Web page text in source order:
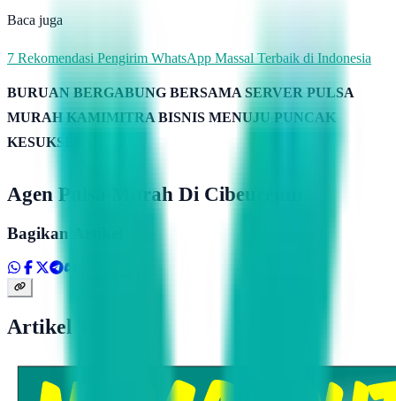
Baca juga
7 Rekomendasi Pengirim WhatsApp Massal Terbaik di Indonesia
BURUAN BERGABUNG BERSAMA SERVER PULSA
MURAH KAMIMITRA BISNIS MENUJU PUNCAK
KESUKSESAN
Agen Pulsa Murah Di Cibeureum
Bagikan Artikel
Artikel Terkait